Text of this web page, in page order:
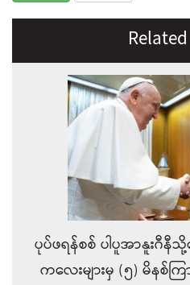
ပုပ်ဖရန်စစ် ပါပူအာနူးဂီနီ
ကလေးများမှ (၅) မိန